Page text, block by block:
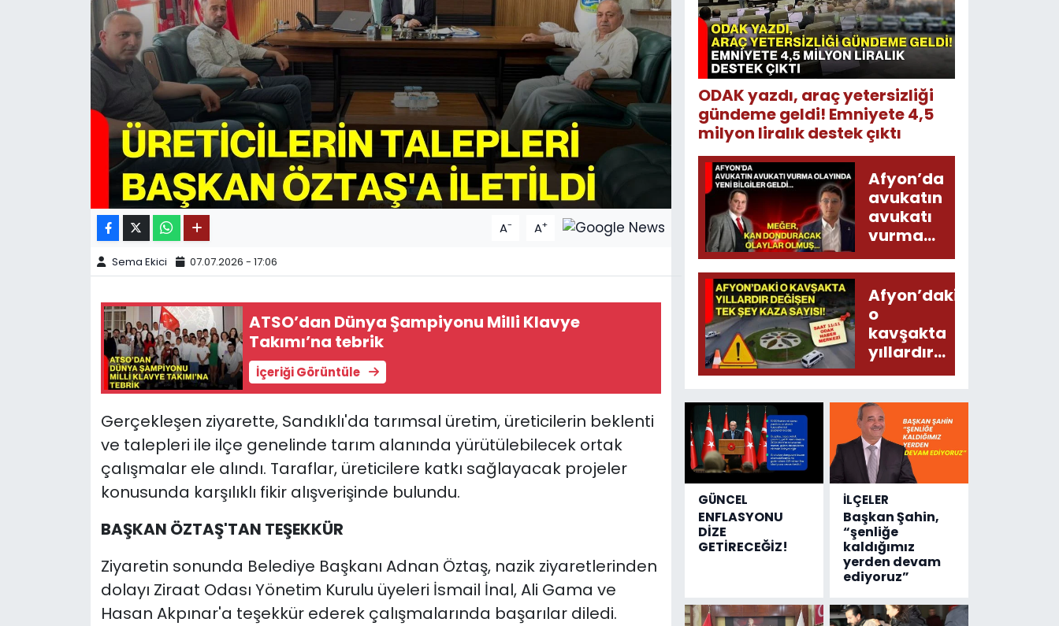
A- A+
Sema Ekici 07.07.2026 - 17:06
ATSO’dan Dünya Şampiyonu Milli Klavye
Takımı’na tebrik
İçeriği Görüntüle
Gerçekleşen ziyarette, Sandıklı'da tarımsal üretim, üreticilerin beklenti
ve talepleri ile ilçe genelinde tarım alanında yürütülebilecek ortak
çalışmalar ele alındı. Taraflar, üreticilere katkı sağlayacak projeler
konusunda karşılıklı fikir alışverişinde bulundu.
BAŞKAN ÖZTAŞ'TAN TEŞEKKÜR
Ziyaretin sonunda Belediye Başkanı Adnan Öztaş, nazik ziyaretlerinden
dolayı Ziraat Odası Yönetim Kurulu üyeleri İsmail İnal, Ali Gama ve
Hasan Akpınar'a teşekkür ederek çalışmalarında başarılar diledi.
ODAK yazdı, araç yetersizliği
gündeme geldi! Emniyete 4,5
milyon liralık destek çıktı
Afyon’da
avukatın
avukatı
vurma
olayında
yeni bilgiler
geldi...
Meğer, kan
donduracak
olaylar
olmuş...
Afyon’daki
o
kavşakta
yıllardır
değişen
kaza
sayısı!
GÜNCEL
ENFLASYONU
DİZE
GETİRECEĞİZ!
İLÇELER
Başkan Şahin,
“şenliğe
kaldığımız
yerden devam
ediyoruz”
11:11 MANŞET